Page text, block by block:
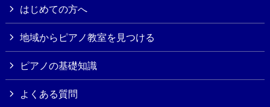
はじめての方へ
地域からピアノ教室を見つける
ピアノの基礎知識
よくある質問